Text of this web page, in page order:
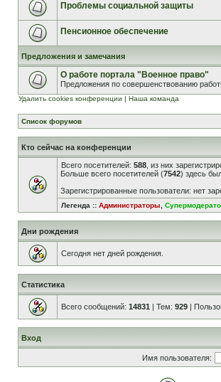
Проблемы социальной защиты
Пенсионное обеспечение
Предложения и замечания
О работе портала "Военное право"
Предложения по совершенствованию
Удалить cookies конференции | Наша команда
Список форумов
Кто сейчас на конференции
Всего посетителей: 588 , из них
Больше всего посетителей (7542) здесь
Зарегистрированные пользователи: нет
Легенда :: Администраторы
Дни рождения
Сегодня нет дней рождения.
Статистика
Всего сообщений: 14831 | Тем: 929 |
Вход
Имя пользователя: